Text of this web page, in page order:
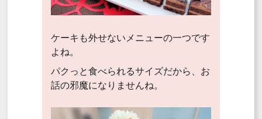
ケーキも外せないメニューの一つです
よね。
パクっと食べられるサイズだから、お
話の邪魔になりませんね。